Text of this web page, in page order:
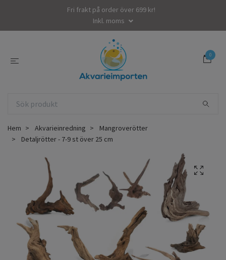
Fri frakt på order över 699 kr!
Inkl. moms
0
Hem Akvarieinredning
Mangroverötter
Detaljrötter - 7-9 st över 25 cm